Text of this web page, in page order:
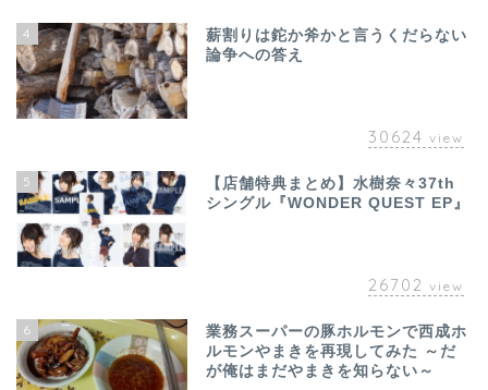
4
薪割りは鉈か斧かと言うくだらない
論争への答え
30624 view
5
【店舗特典まとめ】水樹奈々37th
シングル『WONDER QUEST EP』
26702 view
6
業務スーパーの豚ホルモンで西成ホ
ルモンやまきを再現してみた ～だ
が俺はまだやまきを知らない～